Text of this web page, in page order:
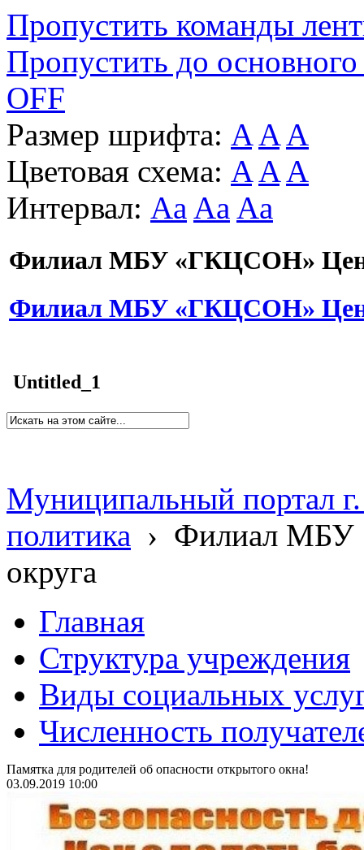
Пропустить команды
Пропустить до основного
OFF
Размер шрифта: A A A
Цветовая схема: A A A
Интервал: Aa Aa Aa
Филиал МБУ «ГКЦСОН»
Филиал МБУ «ГКЦСОН»
Untitled_1
Муниципальный портал
политика › Филиал МБУ
округа
Главная
Структура учреждения
Виды социальных
Численность
Памятка для родителей об опасности открытого окна!
03.09.2019 10:00